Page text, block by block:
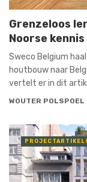
Grenzeloos
Noorse
Sweco Belgium
houtbouw naar
vertelt er in dit
WOUTER POLSPOEL